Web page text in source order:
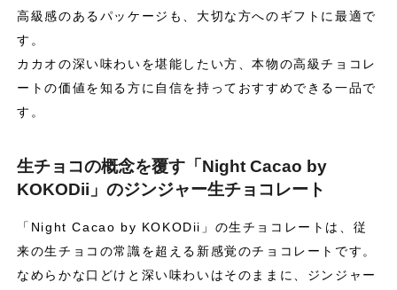
高級感のあるパッケージも、大切な方へのギフトに最適で
す。
カカオの深い味わいを堪能したい方、本物の高級チョコレ
ートの価値を知る方に自信を持っておすすめできる一品で
す。
生チョコの概念を覆す「Night Cacao by
KOKODii」のジンジャー生チョコレート
「Night Cacao by KOKODii」の生チョコレートは、従
来の生チョコの常識を超える新感覚のチョコレートです。
なめらかな口どけと深い味わいはそのままに、ジンジャー